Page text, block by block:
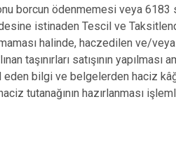
borcun ödenmemesi veya 6183
istinaden Tescil ve
halinde, haczedilen ve/veya
taşınırları satışının yapılması
bilgi ve belgelerden haciz
tutanağının hazırlanması